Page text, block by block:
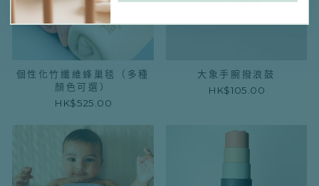
個性化竹纖維蜂巢毯（多種
顏色可選）
HK$525.00
大象手腕撥浪鼓
HK$105.00